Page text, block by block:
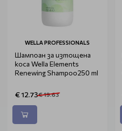
WELLA PROFESSIONALS
Шампоан за изтощена
коса Wella Elements
Renewing Shampoo250 ml
€ 12.73€ 19.63